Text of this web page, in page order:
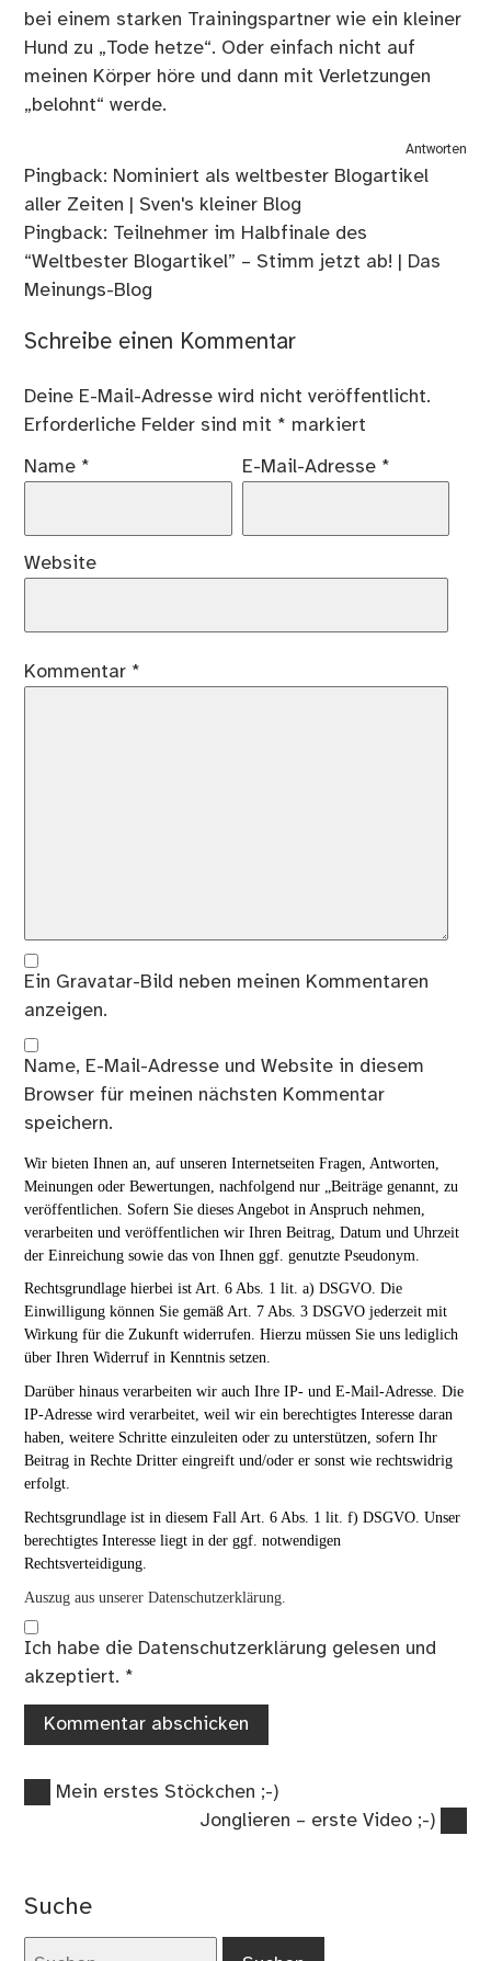
bei einem starken Trainingspartner wie ein kleiner
Hund zu „Tode hetze“. Oder einfach nicht auf
meinen Körper höre und dann mit Verletzungen
„belohnt“ werde.
Antworten
Pingback: Nominiert als weltbester Blogartikel
aller Zeiten | Sven's kleiner Blog
Pingback: Teilnehmer im Halbfinale des
“Weltbester Blogartikel” – Stimm jetzt ab! | Das
Meinungs-Blog
Schreibe einen Kommentar
Deine E-Mail-Adresse wird nicht veröffentlicht.
Erforderliche Felder sind mit * markiert
Name * E-Mail-Adresse *
Website
Kommentar *
Ein Gravatar-Bild neben meinen Kommentaren
anzeigen.
Name, E-Mail-Adresse und Website in diesem
Browser für meinen nächsten Kommentar
speichern.
Wir bieten Ihnen an, auf unseren Internetseiten Fragen, Antworten,
Meinungen oder Bewertungen, nachfolgend nur „Beiträge genannt, zu
veröffentlichen. Sofern Sie dieses Angebot in Anspruch nehmen,
verarbeiten und veröffentlichen wir Ihren Beitrag, Datum und Uhrzeit
der Einreichung sowie das von Ihnen ggf. genutzte Pseudonym.
Rechtsgrundlage hierbei ist Art. 6 Abs. 1 lit. a) DSGVO. Die
Einwilligung können Sie gemäß Art. 7 Abs. 3 DSGVO jederzeit mit
Wirkung für die Zukunft widerrufen. Hierzu müssen Sie uns lediglich
über Ihren Widerruf in Kenntnis setzen.
Darüber hinaus verarbeiten wir auch Ihre IP- und E-Mail-Adresse. Die
IP-Adresse wird verarbeitet, weil wir ein berechtigtes Interesse daran
haben, weitere Schritte einzuleiten oder zu unterstützen, sofern Ihr
Beitrag in Rechte Dritter eingreift und/oder er sonst wie rechtswidrig
erfolgt.
Rechtsgrundlage ist in diesem Fall Art. 6 Abs. 1 lit. f) DSGVO. Unser
berechtigtes Interesse liegt in der ggf. notwendigen
Rechtsverteidigung.
Auszug aus unserer Datenschutzerklärung.
Ich habe die Datenschutzerklärung gelesen und
akzeptiert. *
Beitragsnavigation
Vorheriger
Mein erstes Stöckchen ;-)
Nächster
Jonglieren – erste Video ;-)
Suche